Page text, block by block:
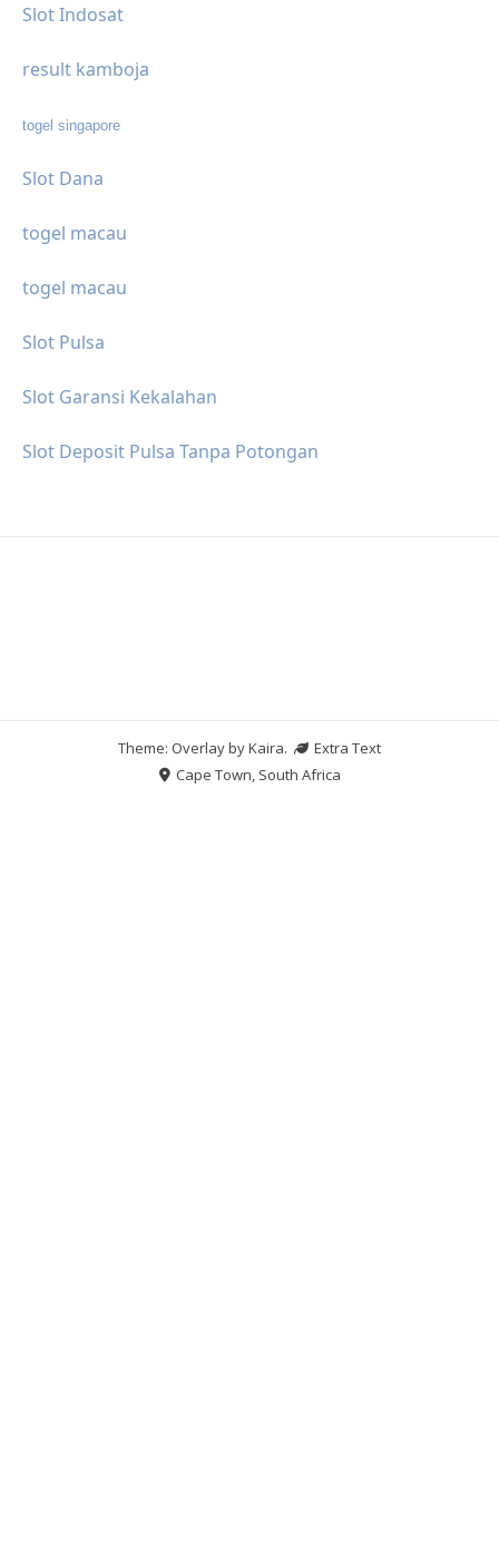
Slot Indosat
result kamboja
togel singapore
Slot Dana
togel macau
togel macau
Slot Pulsa
Slot Garansi Kekalahan
Slot Deposit Pulsa Tanpa Potongan
Theme: Overlay byKaira.
Extra Text
Cape Town, South Africa